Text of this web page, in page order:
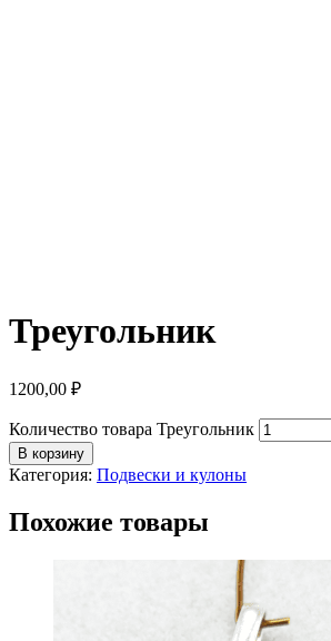
Треугольник
1200,00 ₽
Количество товара Треугольник
В корзину
Категория: Подвески и кулоны
Похожие товары